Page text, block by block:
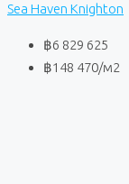
Sea Haven Knighton
฿6 829 625
฿148 470/м2